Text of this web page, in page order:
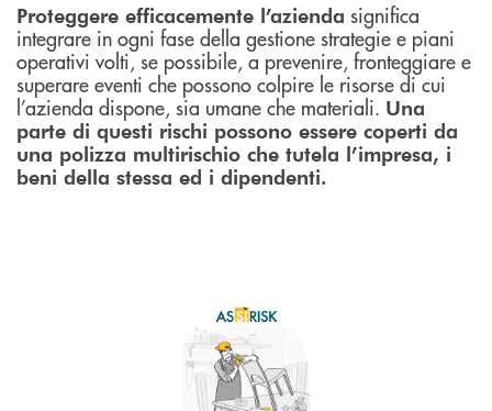
Proteggere efficacemente l’azienda significa
integrare in ogni fase della gestione strategie e piani
operativi volti, se possibile, a prevenire, fronteggiare e
superare eventi che possono colpire le risorse di cui
l’azienda dispone, sia umane che materiali. Una
parte di questi rischi possono essere coperti da
una polizza multirischio che tutela l’impresa, i
beni della stessa ed i dipendenti.